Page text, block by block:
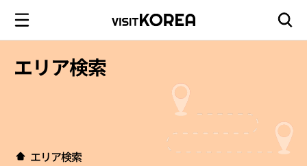
エリア検索
エリア検索